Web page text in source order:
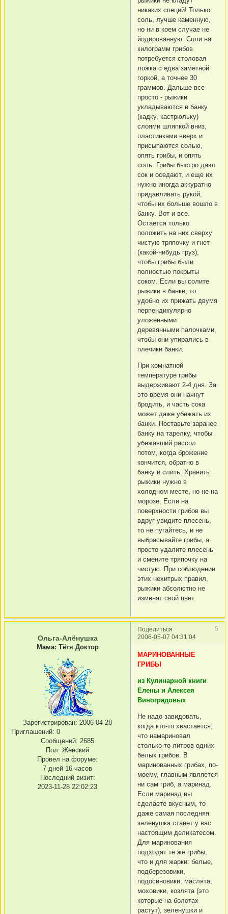
никаких специй! Только
соль, лучше каменную,
но ни в коем случае не
йодированную. Соли на
килограмм грибов
потребуется столовая
ложка с едва заметной
горкой, а точнее 30
граммов. Дальше все
просто - рыжики
укладываются в банку
(кадку, кастрюльку)
слоями шляпкой вниз,
пластинками вверх и
присыпаются солью,
опять грибы, и опять
соль. Грибы быстро дают
сок и оседают, и еще их
нужно иногда аккуратно
придавливать рукой,
чтобы их больше вошло в
банку. Вот и все.
Остается только
положить на них сверху
чистую тряпочку и гнет
(какой-нибудь груз),
чтобы грибы были
полностью покрыты
соком. Если вы солите
рыжики в банке, то
удобно их прижать двумя
перпендикулярно
уложенными
деревянными палочками,
чтобы они упирались в
плечики банки.
При комнатной
температуре грибы
выдерживают 2-4 дня. За
это время они начнут
бродить, и часть сока
может даже убежать из
банки. Поставьте заранее
банку на тарелку, чтобы
убежавший рассол
потом, когда брожение
кончится, обратно в
банку и слить. Хранить
рыжики нужно в
холодном месте, но не на
морозе. Если на
поверхности грибов вы
вдруг увидите плесень,
то не пугайтесь, и не
выбрасывайте грибы, а
просто удалите плесень
и смените тряпочку на
чистую. При соблюдении
этих нехитрых правил,
рыжики абсолютно не
изменят свой цвет.
Поделиться
5
2006-05-07 04:31:04
Ольга-Алёнушка
Мама: Тётя Доктор
Зарегистрирован: 2006-04-28
Приглашений: 0
Сообщений: 2685
Пол: Женский
Провел на форуме:
7 дней 16 часов
Последний визит:
2023-11-28 22:02:23
МАРИНОВАННЫЕ
ГРИБЫ
из Кулинарной книги
Елены и Алексея
Виноградовых
Не надо завидовать,
когда кто-то хвастается,
что намариновал
столько-то литров одних
белых грибов. В
маринованных грибах, по-
моему, главным является
ни сам гриб, а маринад.
Если маринад вы
сделаете вкусным, то
даже самая последняя
зеленушка станет у вас
настоящим деликатесом.
Для маринования
подходят те же грибы,
что и для жарки: белые,
подберезовики,
подосиновики, маслята,
моховики, козлята (это
которые на болотах
растут), зеленушки и